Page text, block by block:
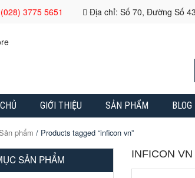
(028) 3775 5651 Địa chỉ: Số 70, Đường Số
GIỚI THIỆU SẢN PHẨM
phẩm / Products tagged “inficon vn”
SẢN PHẨM INFICON VN